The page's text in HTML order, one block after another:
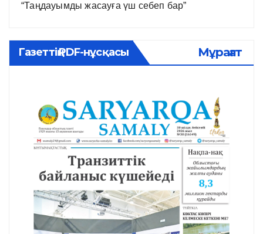
“Таңдауымды жасауға үш себеп бар”
Газеттің PDF-нұсқасы Мұрағат